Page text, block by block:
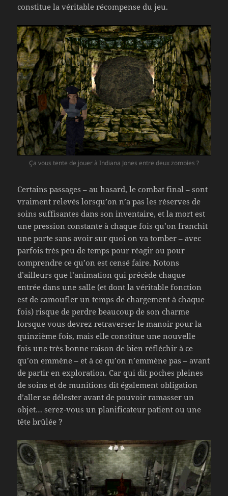
constitue la véritable récompense du jeu.
Ça vous tente de jouer à Indiana Jones entre deux zombies ?
Certains passages – au hasard, le combat final – sont
vraiment relevés lorsqu’on n’a pas les réserves de
soins suffisantes dans son inventaire, et la mort est
une pression constante à chaque fois qu’on franchit
une porte sans avoir sur quoi on va tomber – avec
parfois très peu de temps pour réagir ou pour
comprendre ce qu’on est censé faire. Notons
d’ailleurs que l’animation qui précède chaque
entrée dans une salle (et dont la véritable fonction
est de camoufler un temps de chargement à chaque
fois) risque de perdre beaucoup de son charme
lorsque vous devrez retraverser le manoir pour la
quinzième fois, mais elle constitue une nouvelle
fois une très bonne raison de bien réfléchir à ce
qu’on emmène – et à ce qu’on n’emmène pas – avant
de partir en exploration. Car qui dit poches pleines
de soins et de munitions dit également obligation
d’aller se délester avant de pouvoir ramasser un
objet… serez-vous un planificateur patient ou une
tête brûlée ?